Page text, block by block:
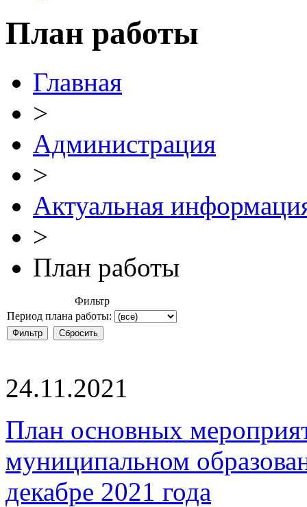
План работы
Главная
>
Администрация
>
Актуальная
>
План работы
Фильтр
Период плана работы:
24.11.2021
План основных
муниципальном
декабре 2021 года